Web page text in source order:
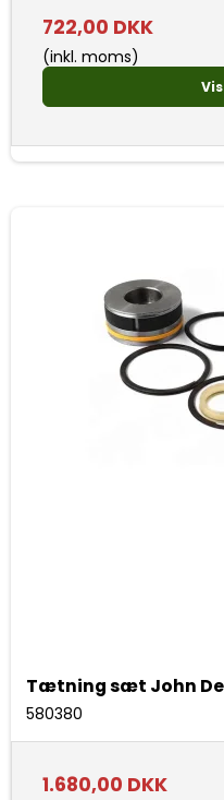
722,00 DKK
(inkl. moms)
Tætning sæt John
580380
1.680,00 DKK